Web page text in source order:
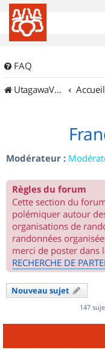
FAQ
UtagawaVTT (Randos VTT et VTTAE avec traces GPS)
Modérateur :
Règles du forum
Cette section du
polémiquer autour
organisations de
randonnées
merci de poster dans
RECHERCHE DE
Nouveau sujet
147